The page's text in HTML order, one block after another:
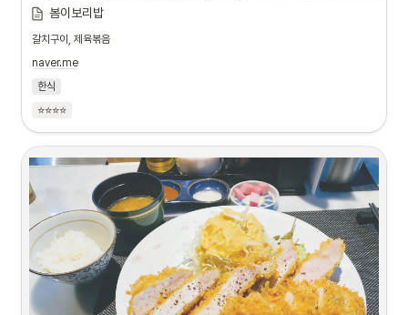
봄이보리밥
갈치구이, 제육볶음
naver.me
한식
⭐⭐⭐⭐